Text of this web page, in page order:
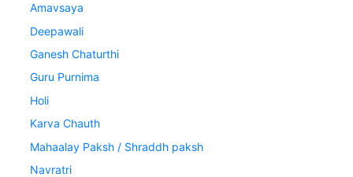
Amavsaya
Deepawali
Ganesh Chaturthi
Guru Purnima
Holi
Karva Chauth
Mahaalay Paksh / Shraddh paksh
Navratri